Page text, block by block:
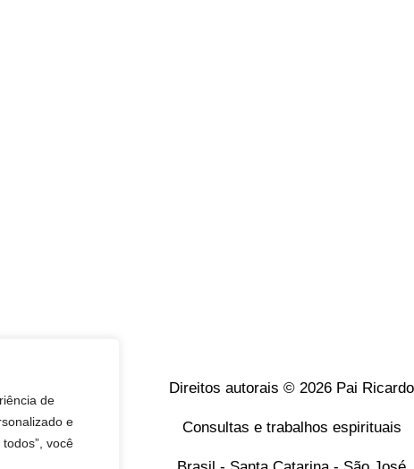
de
e
você
Direitos autorais © 2026 Pai Ricardo
Consultas e trabalhos espirituais